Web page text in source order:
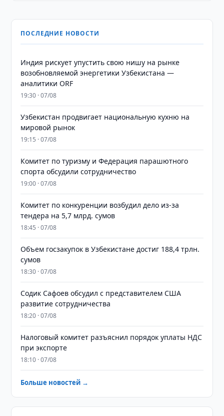
ПОСЛЕДНИЕ НОВОСТИ
Индия рискует упустить свою нишу на рынке
возобновляемой энергетики Узбекистана —
аналитики ORF
19:30 · 07/08
Узбекистан продвигает национальную кухню на
мировой рынок
19:15 · 07/08
Комитет по туризму и Федерация парашютного
спорта обсудили сотрудничество
19:00 · 07/08
Комитет по конкуренции возбудил дело из-за
тендера на 5,7 млрд. сумов
18:45 · 07/08
​​​​​​​Объем госзакупок в Узбекистане достиг 188,4 трлн.
сумов
18:30 · 07/08
Содик Сафоев обсудил с представителем США
развитие сотрудничества
18:20 · 07/08
Налоговый комитет разъяснил порядок уплаты НДС
при экспорте
18:10 · 07/08
Больше новостей →